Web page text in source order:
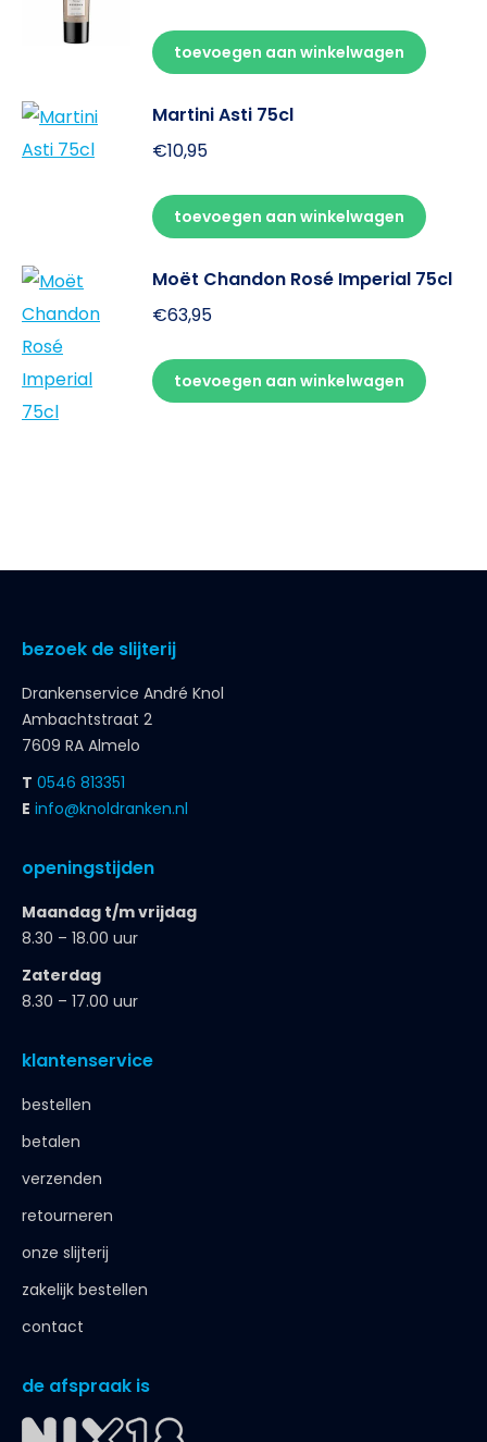
toevoegen aan winkelwagen
Martini Asti 75cl
€10,95
toevoegen aan winkelwagen
Moët Chandon Rosé Imperial 75cl
€63,95
toevoegen aan winkelwagen
bezoek de slijterij
Drankenservice André Knol
Ambachtstraat 2
7609 RA Almelo
T 0546 813351
E info@knoldranken.nl
openingstijden
Maandag t/m vrijdag
8.30 – 18.00 uur
Zaterdag
8.30 – 17.00 uur
klantenservice
bestellen
betalen
verzenden
retourneren
onze slijterij
zakelijk bestellen
contact
de afspraak is